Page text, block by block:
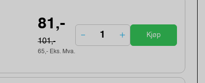
81,-
101,-
65,- Eks. Mva.
Kjøp